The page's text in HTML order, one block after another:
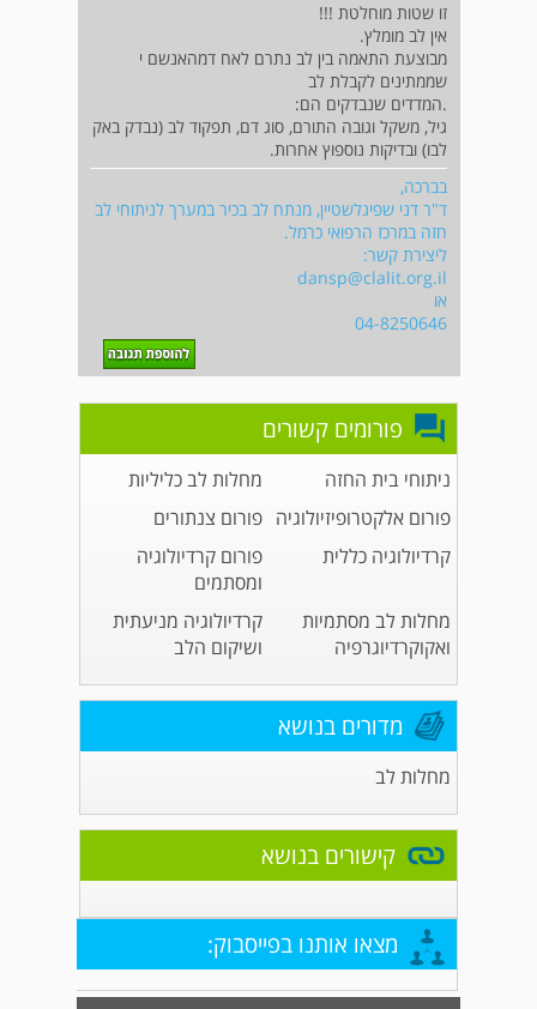
זו שטות מוחלטת !!!
אין לב מומלץ.
מבוצעת התאמה בין לב נתרם לאח דמהאנשם י
שממתינים לקבלת לב
.המדדים שנבדקים הם:
גיל, משקל וגובה התורם, סוג דם, תפקוד לב (נבדק באק
לבו) ובדיקות נוספוץ אחרות.
בברכה,
ד"ר דני שפיגלשטיין, מנתח לב בכיר במערך לניתוחי לב
חזה במרכז הרפואי כרמל.
ליצירת קשר:
dansp@clalit.org.il
או
04-8250646
פורומים קשורים
ניתוחי בית החזה
מחלות לב כליליות
פורום אלקטרופיזיולוגיה פורום צנתורים
קרדיולוגיה כללית
פורום קרדיולוגיה
ומסתמים
מחלות לב מסתמיות
ואקוקרדיוגרפיה
קרדיולוגיה מניעתית
ושיקום הלב
מדורים בנושא
מחלות לב
קישורים בנושא
מצאו אותנו בפייסבוק: